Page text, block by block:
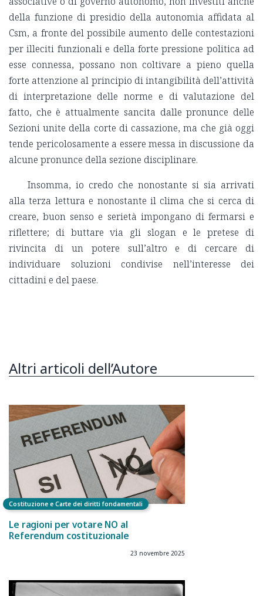
della funzione di presidio della autonomia affidata al
Csm, a fronte del possibile aumento delle contestazioni
per illeciti funzionali e della forte pressione politica ad
esse connessa, possano non coltivare a pieno quella
forte attenzione al principio di intangibilità dell’attività
di interpretazione delle norme e di valutazione del
fatto, che è attualmente sancita dalle pronunce delle
Sezioni unite della corte di cassazione, ma che già oggi
tende pericolosamente a essere messa in discussione da
alcune pronunce della sezione disciplinare.
Insomma, io credo che nonostante si sia arrivati
alla terza lettura e nonostante il clima che si cerca di
creare, buon senso e serietà impongano di fermarsi e
riflettere; di buttare via gli slogan e le pretese di
rivincita di un potere sull’altro e di cercare di
individuare soluzioni condivise nell’interesse dei
cittadini e del paese.
Altri articoli dell’Autore
Costituzione e Carte dei diritti fondamentali
Le ragioni per votare NO al
Referendum costituzionale
23 novembre 2025